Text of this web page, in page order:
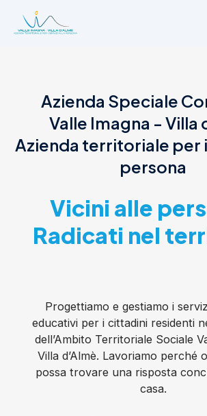
L'Ambito
Cosa facciamo
News
Amministrazione trasparente
Azienda Speciale
Valle Imagna - Villa
Azienda territoriale per
persona
Vicini alle
Radicati nel
Progettiamo e gestiamo i
educativi per i cittadini residenti
dell’Ambito Territoriale Sociale
Villa d’Almè. Lavoriamo perché
possa trovare una risposta
casa.